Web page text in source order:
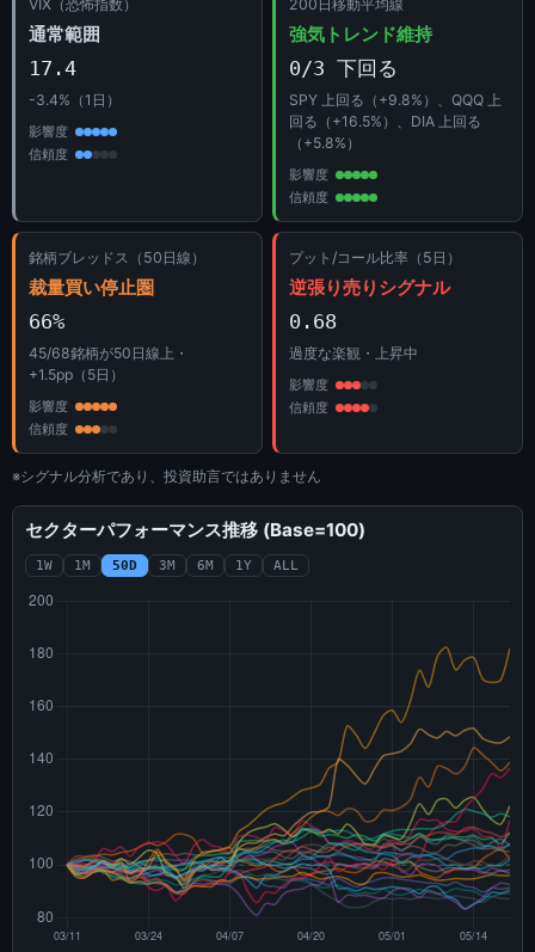
VIX（恐怖指数）
通常範囲
17.4
-3.4%（1日）
影響度
信頼度
200日移動平均線
強気トレンド維持
0/3 下回る
SPY 上回る（+9.8%）、QQQ 上
回る（+16.5%）、DIA 上回る
（+5.8%）
影響度
信頼度
銘柄ブレッドス（50日線）
裁量買い停止圏
66%
45/68銘柄が50日線上・
+1.5pp（5日）
影響度
信頼度
プット/コール比率（5日）
逆張り売りシグナル
0.68
過度な楽観・上昇中
影響度
信頼度
※シグナル分析であり、投資助言ではありません
セクターパフォーマンス推移 (Base=100)
1W 1M 50D 3M 6M 1Y ALL